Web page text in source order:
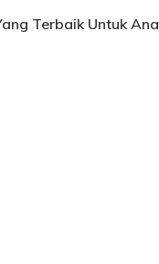
Terbaik Untuk